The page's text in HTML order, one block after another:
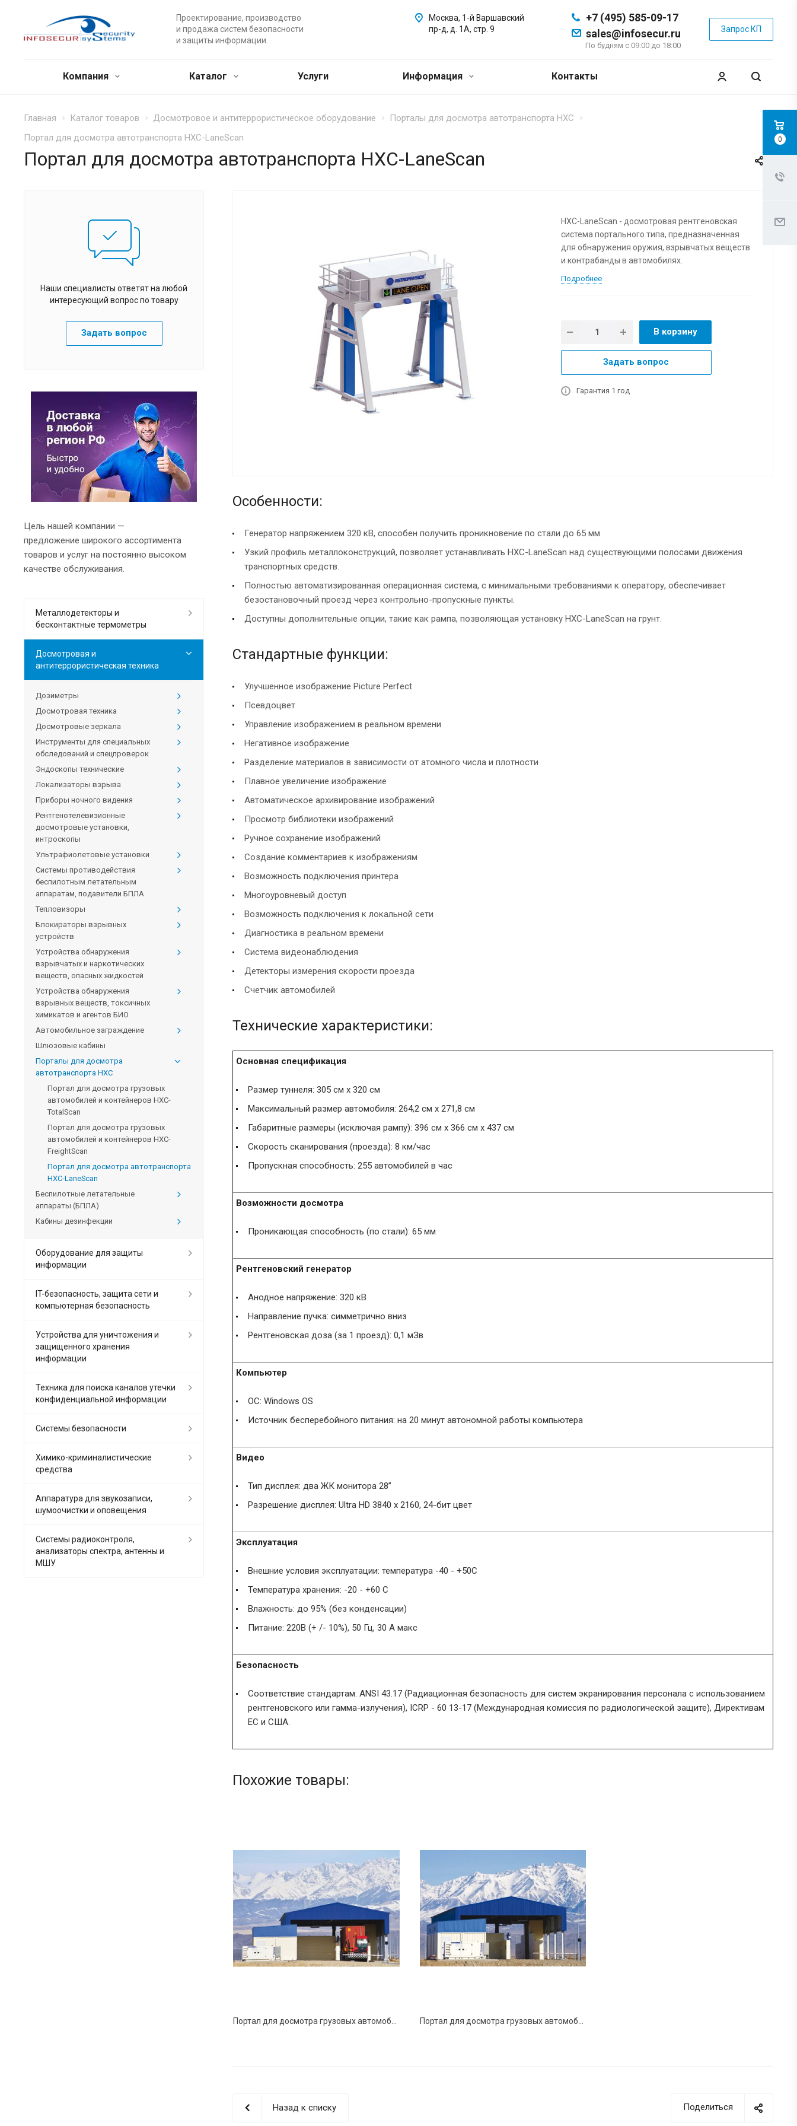
Проектирование, производство
и продажа систем безопасности
и защиты информации.
+7 (495) 585-09-17
sales@infosecur.ru
По будням с 09:00 до 18:00
Запрос КП
Москва, 1-й Варшавский
пр-д, д. 1А, стр. 9
Компания Каталог Услуги Информация Контакты
Главная Каталог товаров Досмотровое и антитеррористическое оборудование
Порталы для досмотра автотранспорта HXC
Портал для досмотра автотранспорта HXC-LaneScan
Портал для досмотра автотранспорта HXC-LaneScan
HXC-LaneScan - досмотровая рентгеновская
система портального типа, предназначенная
для обнаружения оружия, взрывчатых веществ
и контрабанды в автомобилях.
Подробнее
В корзину
Задать вопрос
Гарантия 1 год
Особенности:
Генератор напряжением 320 кВ, способен получить проникновение по стали до 65 мм
Узкий профиль металлоконструкций, позволяет устанавливать HXC-LaneScan над существующими полосами движения
транспортных средств.
Полностью автоматизированная операционная система, с минимальными требованиями к оператору, обеспечивает
безостановочный проезд через контрольно-пропускные пункты.
Доступны дополнительные опции, такие как рампа, позволяющая установку HXC-LaneScan на грунт.
Стандартные функции:
Улучшенное изображение Picture Perfect
Псевдоцвет
Управление изображением в реальном времени
Негативное изображение
Разделение материалов в зависимости от атомного числа и плотности
Плавное увеличение изображение
Автоматическое архивирование изображений
Просмотр библиотеки изображений
Ручное сохранение изображений
Создание комментариев к изображениям
Возможность подключения принтера
Многоуровневый доступ
Возможность подключения к локальной сети
Диагностика в реальном времени
Система видеонаблюдения
Детекторы измерения скорости проезда
Счетчик автомобилей
Технические характеристики:
Основная спецификация
Размер туннеля: 305 cм x 320 cм
Максимальный размер автомобиля: 264,2 см х 271,8 см
Габаритные размеры (исключая рампу): 396 см x 366 см x 437 см
Скорость сканирования (проезда): 8 км/час
Пропускная способность: 255 автомобилей в час
Возможности досмотра
Проникающая способность (по стали): 65 мм
Рентгеновский генератор
Анодное напряжение: 320 кВ
Направление пучка: симметрично вниз
Рентгеновская доза (за 1 проезд): 0,1 мЗв
Компьютер
ОС: Windows OS
Источник бесперебойного питания: на 20 минут автономной работы компьютера
Видео
Тип дисплея: два ЖК монитора 28”
Разрешение дисплея: Ultra HD 3840 x 2160, 24-бит цвет
Эксплуатация
Внешние условия эксплуатации: температура -40 - +50С
Температура хранения: -20 - +60 C
Влажность: до 95% (без конденсации)
Питание: 220В (+ /- 10%), 50 Гц, 30 A макс
Безопасность
Соответствие стандартам: ANSI 43.17 (Радиационная безопасность для систем экранирования персонала с использованием
рентгеновского или гамма-излучения), ICRP - 60 13-17 (Международная комиссия по радиологической защите), Директивам
ЕС и США.
Похожие товары:
Поделиться
Назад к списку
Наши специалисты ответят на любой
интересующий вопрос по товару
Задать вопрос
Цель нашей компании —
предложение широкого ассортимента
товаров и услуг на постоянно высоком
качестве обслуживания.
Металлодетекторы и
бесконтактные термометры
Досмотровая и
антитеррористическая техника
Дозиметры
Досмотровая техника
Досмотровые зеркала
Инструменты для специальных
обследований и спецпроверок
Эндоскопы технические
Локализаторы взрыва
Приборы ночного видения
Рентгенотелевизионные
досмотровые установки,
интроскопы
Ультрафиолетовые установки
Системы противодействия
беспилотным летательным
аппаратам, подавители БПЛА
Тепловизоры
Блокираторы взрывных
устройств
Устройства обнаружения
взрывчатых и наркотических
веществ, опасных жидкостей
Устройства обнаружения
взрывных веществ, токсичных
химикатов и агентов БИО
Автомобильное заграждение
Шлюзовые кабины
Порталы для досмотра
автотранспорта HXC
Портал для досмотра грузовых
автомобилей и контейнеров HXC-
TotalScan
Портал для досмотра грузовых
автомобилей и контейнеров HXC-
FreightScan
Портал для досмотра автотранспорта
HXC-LaneScan
Беспилотные летательные
аппараты (БПЛА)
Кабины дезинфекции
Оборудование для защиты
информации
IT-безопасность, защита сети и
компьютерная безопасность
Устройства для уничтожения и
защищенного хранения
информации
Техника для поиска каналов утечки
конфиденциальной информации
Системы безопасности
Химико-криминалистические
средства
Аппаратура для звукозаписи,
шумоочистки и оповещения
Системы радиоконтроля,
анализаторы спектра, антенны и
МШУ
0